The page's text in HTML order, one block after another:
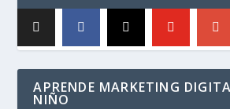
APRENDE MARKETING
NIÑO